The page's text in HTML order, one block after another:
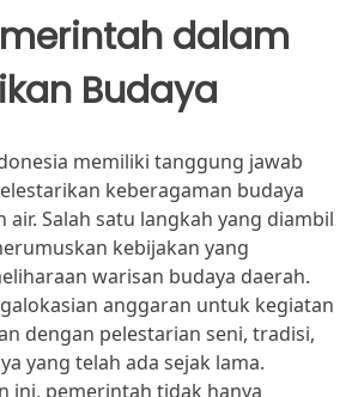
dalam
Budaya
memiliki tanggung jawab
keberagaman budaya
air. Salah satu langkah yang diambil
kebijakan yang
warisan budaya daerah.
anggaran untuk kegiatan
dengan pelestarian seni, tradisi,
yang telah ada sejak lama.
ini, pemerintah tidak hanya